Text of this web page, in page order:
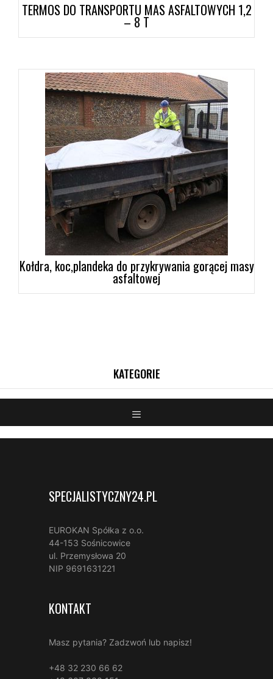
TERMOS DO TRANSPORTU MAS ASFALTOWYCH 1,2
– 8 T
Kołdra, koc,plandeka do przykrywania gorącej masy
asfaltowej
SPECJALISTYCZNY24.PL
EUROKAN Spółka z o.o.
44-153 Sośnicowice
ul. Przemysłowa 20
NIP 9691631221
KONTAKT
Masz pytania? Zadzwoń lub napisz!
+48 32 230 66 62